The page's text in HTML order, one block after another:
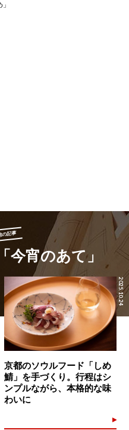
の記事
今宵のあて」
2025.10.24
京都のソウルフード「しめ
鯖」を手づくり。行程はシ
ンプルながら、本格的な味
わいに